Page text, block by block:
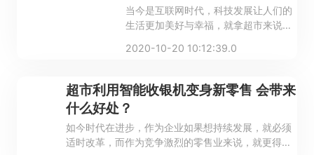
当今是互联网时代，科技发展让人们的
生活更加美好与幸福，就拿超市来说，
溜的长队，让顾客等得又累又焦急，但
账无需再这么麻烦了，从一定程度上提
高了顾客购物满意度。
2020-10-20 10:12:39.0
超市利用智能收银机变身新零售 会带来
什么好处？
如今时代在进步，作为企业如果想持续发展，就必须
适时改革，而作为竞争激烈的零售业来说，就更得先